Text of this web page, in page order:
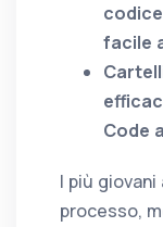
facile
Code
I più
processo,